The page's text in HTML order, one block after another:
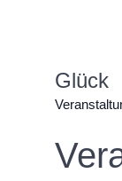
Glück